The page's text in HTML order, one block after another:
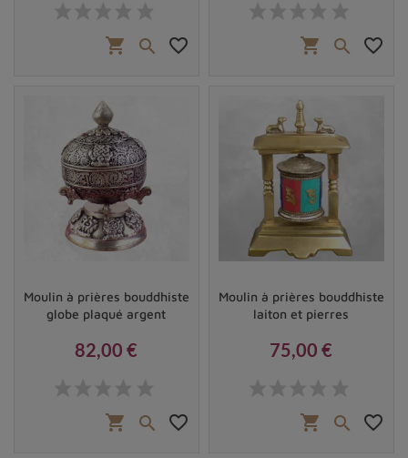
shopping_cart  favorite_border shopping_cart  favorite_border
Moulin à prières bouddhiste
globe plaqué argent
82,00 €
shopping_cart  favorite_border
Moulin à prières bouddhiste
laiton et pierres
75,00 €
shopping_cart  favorite_border